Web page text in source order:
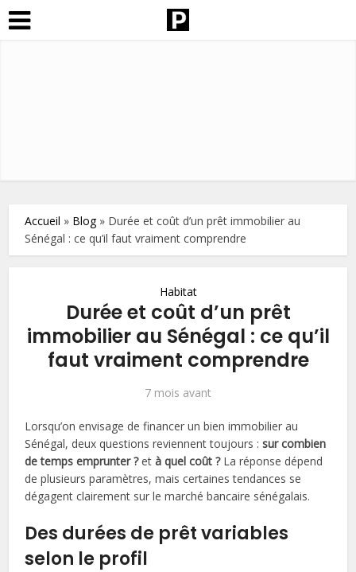
Accueil » Blog» Durée et coût d’un prêt immobilier au
Sénégal : ce qu’il faut vraiment comprendre
Habitat
Durée et coût d’un prêt
immobilier au Sénégal : ce qu’il
faut vraiment comprendre
7 mois avant
Lorsqu’on envisage de financer un bien immobilier au
Sénégal, deux questions reviennent toujours :sur combien
de temps emprunter ?età quel coût ?La réponse dépend
de plusieurs paramètres, mais certaines tendances se
dégagent clairement sur le marché bancaire sénégalais.
Des durées de prêt variables
selon le profil